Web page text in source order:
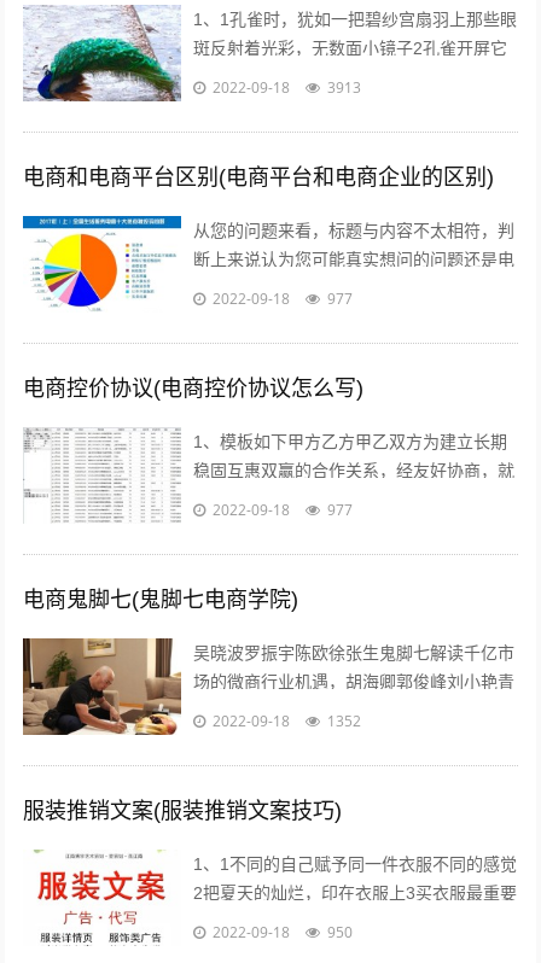
1、1孔雀时，犹如一把碧纱宫扇羽上那些眼
斑反射着光彩，无数面小镜子2孔雀开屏它
的羽毛吸引着每一个人，但我呢，但其他人
2022-09-18 3913
电商和电商平台区别(电商平台和电商企业的区别)
从您的问题来看，标题与内容不太相符，判
断上来说认为您可能真实想问的问题还是电
商真的挣钱吗能挣多少美容的行业怎么样在
2022-09-18 977
电商控价协议(电商控价协议怎么写)
1、模板如下甲方乙方甲乙双方为建立长期
稳固互惠双赢的合作关系，经友好协商，就
具体合作事宜达成如下协议一合作期限，本
2022-09-18 977
电商鬼脚七(鬼脚七电商学院)
吴晓波罗振宇陈欧徐张生鬼脚七解读千亿市
场的微商行业机遇，胡海卿郭俊峰刘小艳青
城老贼凌教头等业内大咖为您分享独到犀利
2022-09-18 1352
服装推销文案(服装推销文案技巧)
1、1不同的自己赋予同一件衣服不同的感觉
2把夏天的灿烂，印在衣服上3买衣服最重要
的目的，是放松我们自己4时间会折旧这件
2022-09-18 950